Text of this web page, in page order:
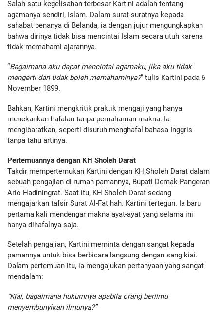
Salah satu kegelisahan terbesar Kartini adalah tentang
agamanya sendiri, Islam. Dalam surat-suratnya kepada
sahabat penanya di Belanda, ia dengan jujur mengungkapkan
bahwa dirinya tidak bisa mencintai Islam secara utuh karena
tidak memahami ajarannya.
“Bagaimana aku dapat mencintai agamaku, jika aku tidak
mengerti dan tidak boleh memahaminya?” tulis Kartini pada 6
November 1899.
Bahkan, Kartini mengkritik praktik mengaji yang hanya
menekankan hafalan tanpa pemahaman makna. Ia
mengibaratkan, seperti disuruh menghafal bahasa Inggris
tanpa tahu artinya.
Pertemuannya dengan KH Sholeh Darat
Takdir mempertemukan Kartini dengan KH Sholeh Darat dalam
sebuah pengajian di rumah pamannya, Bupati Demak Pangeran
Ario Hadiningrat. Saat itu, KH Sholeh Darat sedang
mengajarkan tafsir Surat Al-Fatihah. Kartini tertegun. Ia baru
pertama kali mendengar makna ayat-ayat yang selama ini
hanya dihafalnya saja.
Setelah pengajian, Kartini meminta dengan sangat kepada
pamannya untuk bisa berbicara langsung dengan sang kiai.
Dalam pertemuan itu, ia mengajukan pertanyaan yang sangat
mendalam:
“Kiai, bagaimana hukumnya apabila orang berilmu
menyembunyikan ilmunya?”